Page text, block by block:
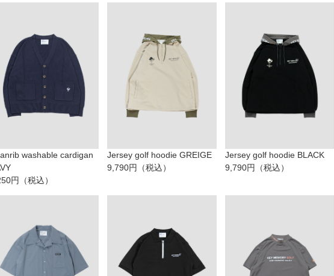
washable cardigan
円（税込）
Jersey golf hoodie GREIGE
9,790円（税込）
Jersey golf hoodie BLACK
9,790円（税込）